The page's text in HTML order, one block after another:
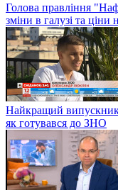
Голова правління
зміни в галузі та
Найкращий
як готувався до ЗНО